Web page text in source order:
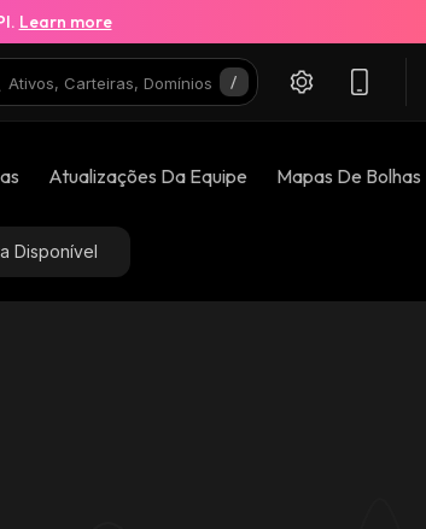
Learn more
Atualizações Da Equipe Mapas De Bolhas
Disponível